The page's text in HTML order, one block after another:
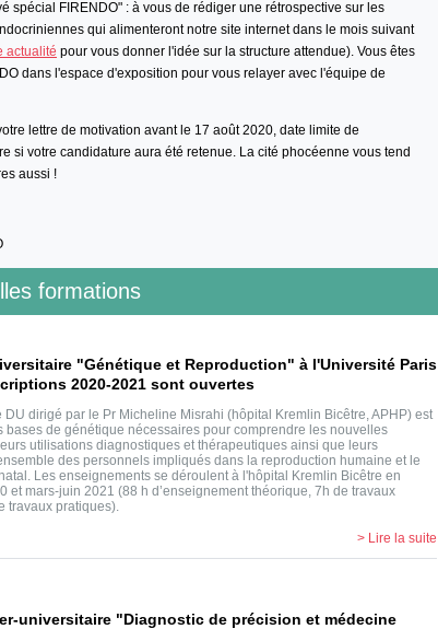
spécial FIRENDO" : à vous de rédiger une rétrospective sur les
qui alimenteront notre site internet dans le mois suivant
actualité pour vous donner l'idée sur la structure attendue). Vous êtes
dans l'espace d'exposition pour vous relayer avec l'équipe de
lettre de motivation avant le 17 août 2020, date limite de
si votre candidature aura été retenue. La cité phocéenne vous tend
aussi !
formations
"Génétique et Reproduction" à l'Université Paris
2020-2021 sont ouvertes
DU dirigé par le Pr Micheline Misrahi (hôpital Kremlin Bicêtre, APHP) est
bases de génétique nécessaires pour comprendre les nouvelles
utilisations diagnostiques et thérapeutiques ainsi que leurs
des personnels impliqués dans la reproduction humaine et le
Les enseignements se déroulent à l'hôpital Kremlin Bicêtre en
et mars-juin 2021 (88 h d’enseignement théorique, 7h de travaux
travaux pratiques).
> Lire la suite
universitaire "Diagnostic de précision et médecine